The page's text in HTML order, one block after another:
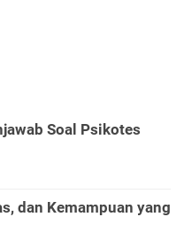
Soal Psikotes
dan Kemampuan yang